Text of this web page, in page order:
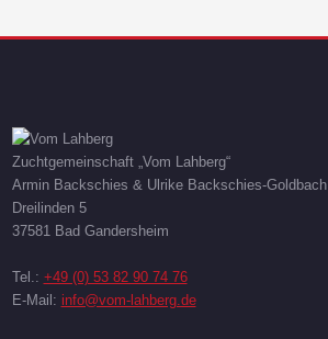
Zuchtgemeinschaft „Vom Lahberg“
Armin Backschies & Ulrike Backschies-Goldbach
Dreilinden 5
37581 Bad Gandersheim
Tel.: +49 (0) 53 82 90 74 76
E-Mail: info@vom-lahberg.de